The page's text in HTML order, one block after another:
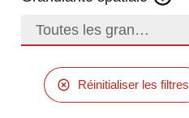
Toutes les granularités
Réinitialiser les filtres